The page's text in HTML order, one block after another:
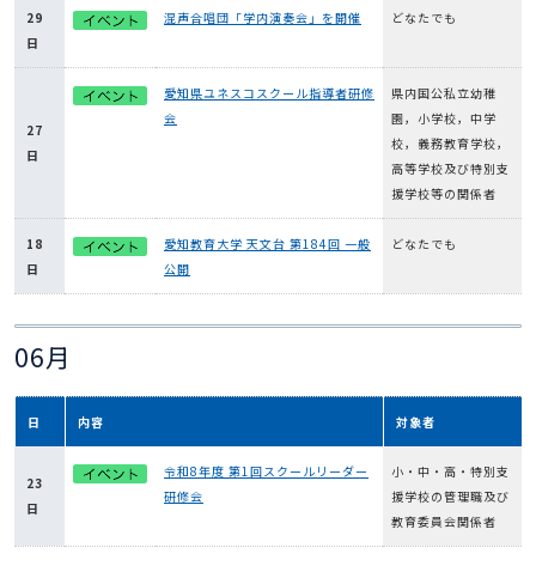
29
日
混声合唱団「学内演奏会」を開催 どなたでも
27
日
愛知県ユネスコスクール指導者研修
会
県内国公私立幼稚
園，小学校，中学
校，義務教育学校，
高等学校及び特別支
援学校等の関係者
18
日
愛知教育大学 天文台 第184回 一般
公開
どなたでも
06月
日 内容 対象者
23
日
令和8年度 第1回スクールリーダー
研修会
小・中・高・特別支
援学校の管理職及び
教育委員会関係者